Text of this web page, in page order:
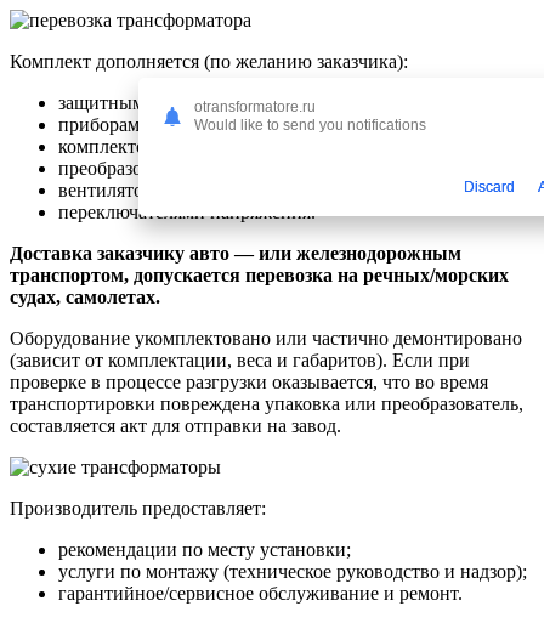
Комплект дополняется (по желанию заказчика):
защитным кожухом;
приборами для автоматики;
комплектом гасителей вибрации;
преобразователями тока;
вентиляторами;
переключателями напряжения.
Доставка заказчику авто — или железнодорожным
транспортом, допускается перевозка на речных/морских
судах, самолетах.
Оборудование укомплектовано или частично демонтировано
(зависит от комплектации, веса и габаритов). Если при
проверке в процессе разгрузки оказывается, что во время
транспортировки повреждена упаковка или преобразователь,
составляется акт для отправки на завод.
Производитель предоставляет:
рекомендации по месту установки;
услуги по монтажу (техническое руководство и надзор);
гарантийное/сервисное обслуживание и ремонт.
otransformatore.ru
Would like to send you notifications
Discard